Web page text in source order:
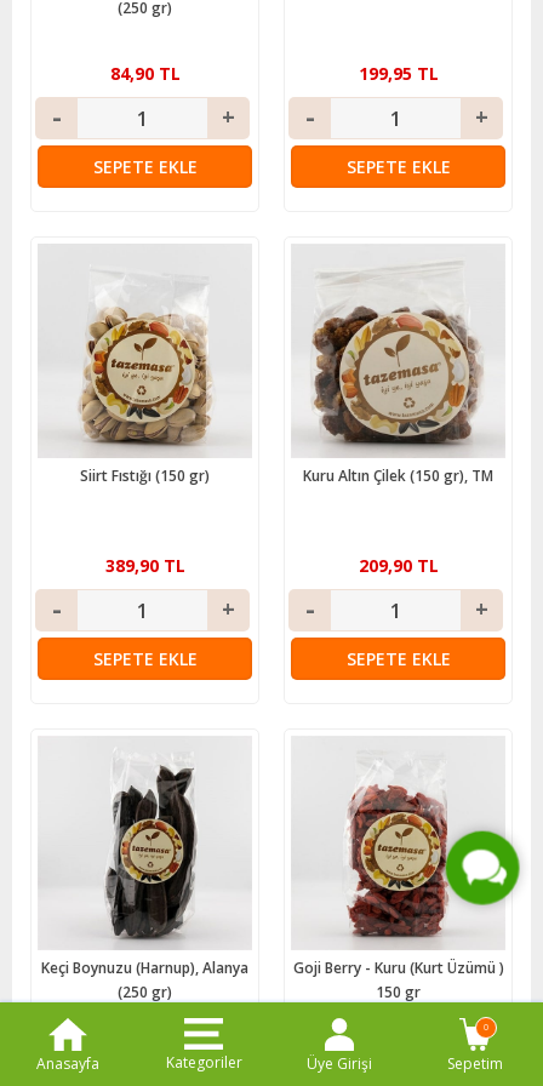
(250 gr)
84,90 TL
SEPETE EKLE
199,95 TL
SEPETE EKLE
Siirt Fıstığı (150 gr)
389,90 TL
SEPETE EKLE
Kuru Altın Çilek (150 gr), TM
209,90 TL
SEPETE EKLE
Keçi Boynuzu (Harnup), Alanya
(250 gr)
69,50 TL
Goji Berry - Kuru (Kurt Üzümü )
150 gr
119,90 TL
Submit Request
Anasayfa Kategoriler Üye Girişi Sepetim
0